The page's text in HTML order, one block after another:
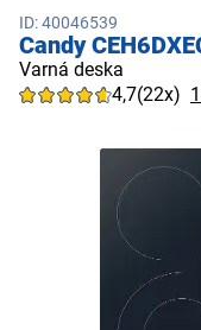
ID: 40046539
Candy
Varná deska
4,7(22x)